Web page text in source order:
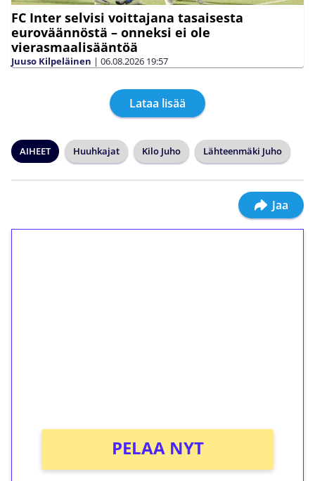
FC Inter selvisi voittajana tasaisesta
euroväännöstä – onneksi ei ole
vierasmaalisääntöä
Juuso Kilpeläinen | 06.08.2026 19:57
Lataa lisää
AIHEET Huuhkajat Kilo Juho Lähteenmäki Juho
Jaa
PELAA NYT